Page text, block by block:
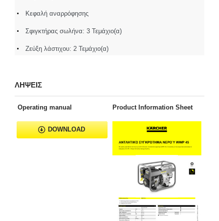
Κεφαλή αναρρόφησης
Σφιγκτήρας σωλήνα: 3 Τεμάχιο(α)
Ζεύξη λάστιχου: 2 Τεμάχιο(α)
ΛΗΨΕΙΣ
Operating manual
DOWNLOAD
Product Information Sheet